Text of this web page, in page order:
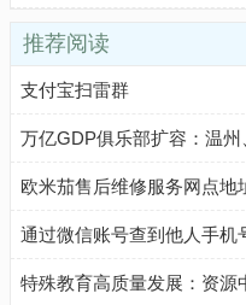
推荐阅读
支付宝扫雷群
欧米茄售后维修服务网点地
通过微信账号查到他人手机